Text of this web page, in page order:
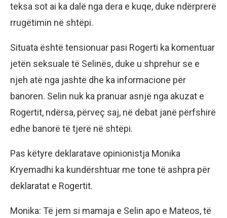
teksa sot ai ka dalë nga dera e kuqe, duke ndërprerë
rrugëtimin në shtëpi.
Situata është tensionuar pasi Rogerti ka komentuar
jetën seksuale të Selinës, duke u shprehur se e
njeh atë nga jashtë dhe ka informacione për
banoren. Selin nuk ka pranuar asnjë nga akuzat e
Rogertit, ndërsa, përveç saj, në debat janë përfshirë
edhe banorë të tjerë në shtëpi.
Pas këtyre deklaratave opinionistja Monika
Kryemadhi ka kundërshtuar me tone të ashpra për
deklaratat e Rogertit.
Monika: Të jem si mamaja e Selin apo e Mateos, të